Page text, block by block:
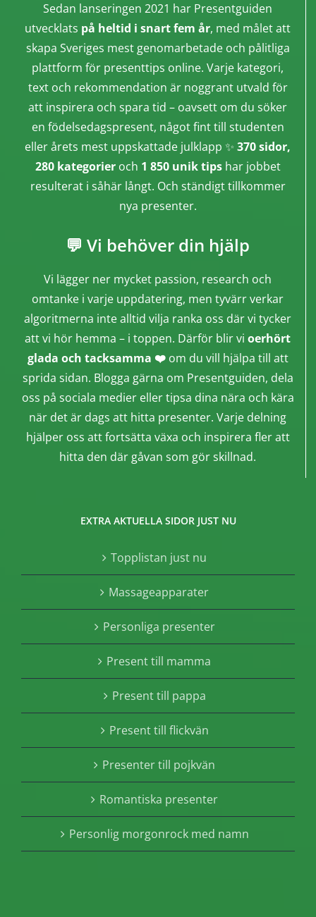
Sedan lanseringen 2021 har Presentguiden
utvecklats på heltid i snart fem år, med målet att
skapa Sveriges mest genomarbetade och pålitliga
plattform för presenttips online. Varje kategori,
text och rekommendation är noggrant utvald för
att inspirera och spara tid – oavsett om du söker
en födelsedagspresent, något fint till studenten
eller årets mest uppskattade julklapp ✨ 370 sidor,
280 kategorieroch 1 850 unik tipshar jobbet
resulterat i såhär långt. Och ständigt tillkommer
nya presenter.
💬 Vi behöver din hjälp
Vi lägger ner mycket passion, research och
omtanke i varje uppdatering, men tyvärr verkar
algoritmerna inte alltid vilja ranka oss där vi tycker
att vi hör hemma – i toppen. Därför blir vi oerhört
glada och tacksamma ❤️om du vill hjälpa till att
sprida sidan. Blogga gärna om Presentguiden, dela
oss på sociala medier eller tipsa dina nära och kära
när det är dags att hitta presenter. Varje delning
hjälper oss att fortsätta växa och inspirera fler att
hitta den där gåvan som gör skillnad.
EXTRA AKTUELLA SIDOR JUST NU
Topplistan just nu
Massageapparater
Personliga presenter
Present till mamma
Present till pappa
Present till flickvän
Presenter till pojkvän
Romantiska presenter
Personlig morgonrock med namn